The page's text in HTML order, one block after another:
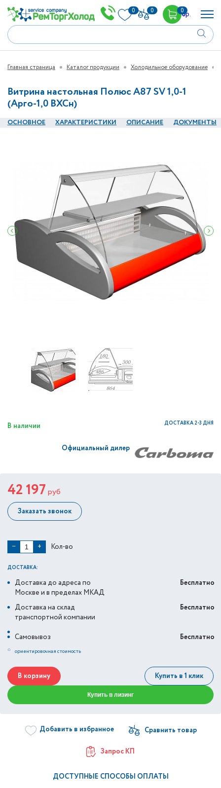
0 0 00р.
Главная страница Каталог продукции Холодильное оборудование
Витрина настольная Полюс А87 SV 1,0-1
(Арго-1,0 ВХСн)
ОСНОВНОЕ ХАРАКТЕРИСТИКИ ОПИСАНИЕ ДОКУМЕНТЫ
В наличии ДОСТАВКА 2-3 ДНЯ
Официальный дилер
42 197 руб
Заказать звонок
− + Кол-во
ДОСТАВКА:
Доставка до адреса по
Москве и в пределах МКАД
Бесплатно
Доставка на склад
транспортной компании
Бесплатно
Самовывоз
Бесплатно
* ориентировочная стоимость
В корзину Купить в 1 клик
Купить в лизинг
Добавить в избранное
Запрос КП
ДОСТУПНЫЕ СПОСОБЫ ОПЛАТЫ